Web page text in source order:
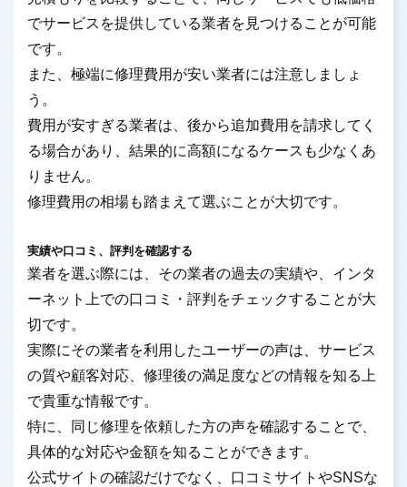
でサービスを提供している業者を見つけることが可能
です。
また、極端に修理費用が安い業者には注意しましょ
う。
費用が安すぎる業者は、後から追加費用を請求してく
る場合があり、結果的に高額になるケースも少なくあ
りません。
修理費用の相場も踏まえて選ぶことが大切です。
実績や口コミ、評判を確認する
業者を選ぶ際には、その業者の過去の実績や、インタ
ーネット上での口コミ・評判をチェックすることが大
切です。
実際にその業者を利用したユーザーの声は、サービス
の質や顧客対応、修理後の満足度などの情報を知る上
で貴重な情報です。
特に、同じ修理を依頼した方の声を確認することで、
具体的な対応や金額を知ることができます。
公式サイトの確認だけでなく、口コミサイトやSNSな